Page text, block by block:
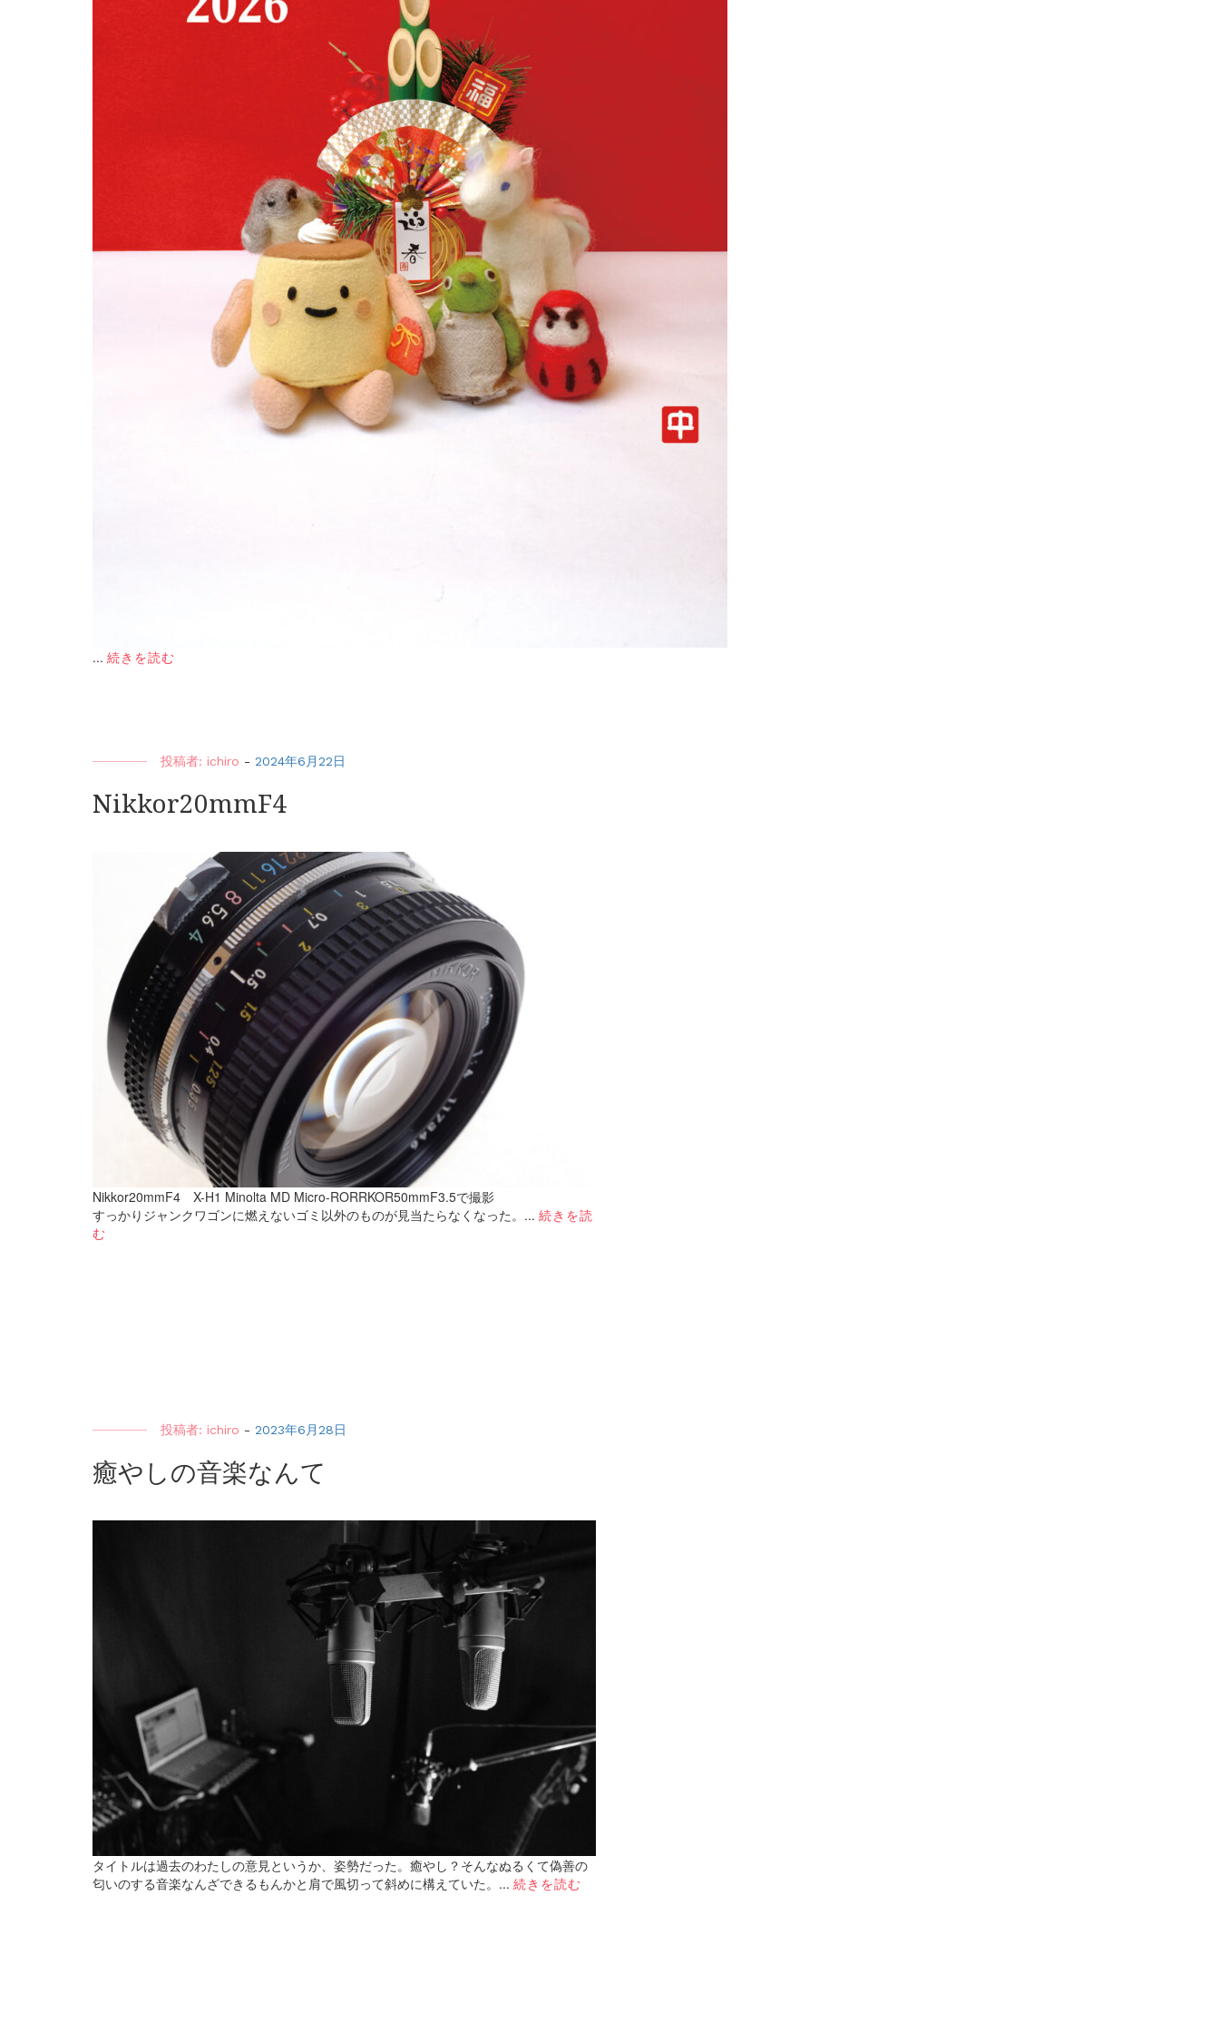
... 続きを読む
投稿者: ichiro - 2024年6月22日
Nikkor20mmF4
Nikkor20mmF4 X-H1 Minolta MD Micro-RORRKOR50mmF3.5で撮影
すっかりジャンクワゴンに燃えないゴミ以外のものが見当たらなくなった。... 続きを読
む
投稿者: ichiro - 2023年6月28日
癒やしの音楽なんて
タイトルは過去のわたしの意見というか、姿勢だった。癒やし？そんなぬるくて偽善の
匂いのする音楽なんざできるもんかと肩で風切って斜めに構えていた。... 続きを読む